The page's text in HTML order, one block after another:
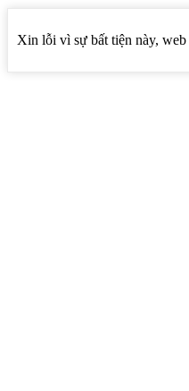
Xin lỗi vì sự bất tiện này,